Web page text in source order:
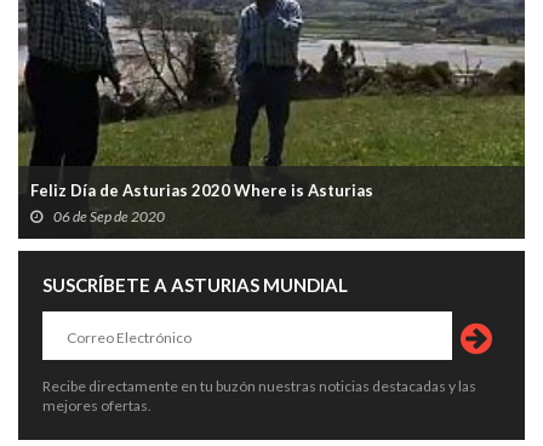
Feliz Día de Asturias 2020 Where is Asturias
06 de Sep de 2020
SUSCRÍBETE A ASTURIAS MUNDIAL
Recibe directamente en tu buzón nuestras noticias destacadas y las
mejores ofertas.